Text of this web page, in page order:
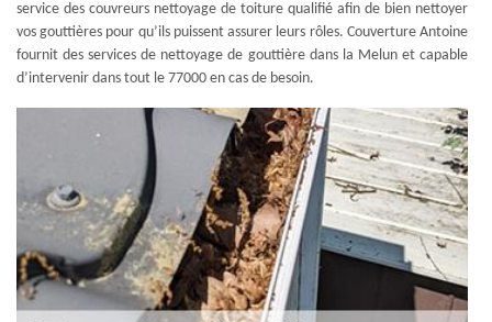
service des couvreurs nettoyage de toiture qualifié afin de bien nettoyer
vos gouttières pour qu’ils puissent assurer leurs rôles. Couverture Antoine
fournit des services de nettoyage de gouttière dans la Melun et capable
d’intervenir dans tout le 77000 en cas de besoin.